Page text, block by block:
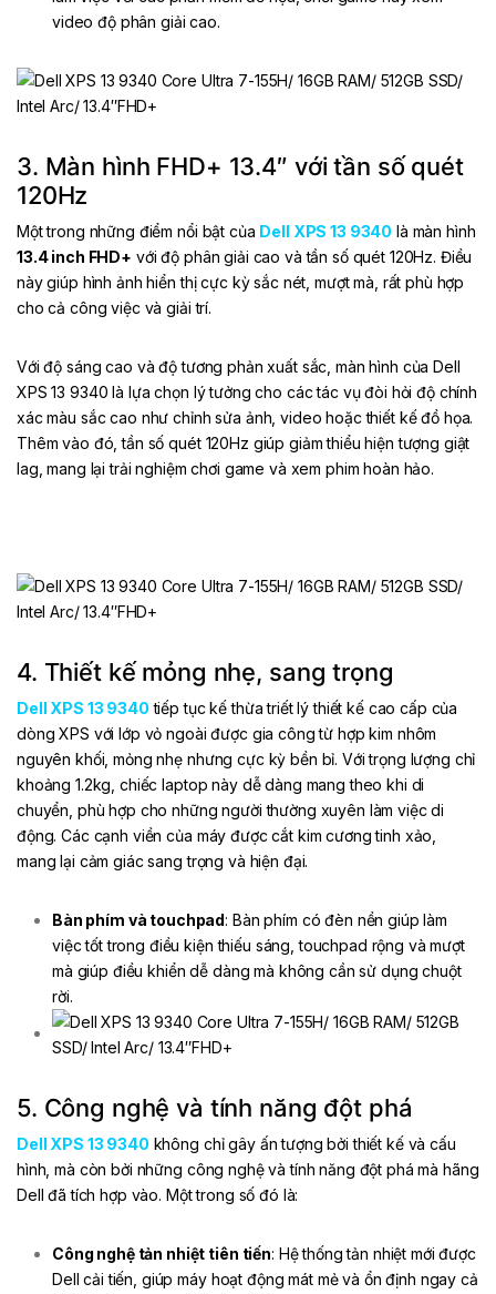
video độ phân giải cao.
3. Màn hình FHD+ 13.4″ với tần số quét
120Hz
Một trong những điểm nổi bật của Dell XPS 13 9340 là màn hình
13.4 inch FHD+ với độ phân giải cao và tần số quét 120Hz. Điều
này giúp hình ảnh hiển thị cực kỳ sắc nét, mượt mà, rất phù hợp
cho cả công việc và giải trí.
Với độ sáng cao và độ tương phản xuất sắc, màn hình của Dell
XPS 13 9340 là lựa chọn lý tưởng cho các tác vụ đòi hỏi độ chính
xác màu sắc cao như chỉnh sửa ảnh, video hoặc thiết kế đồ họa.
Thêm vào đó, tần số quét 120Hz giúp giảm thiểu hiện tượng giật
lag, mang lại trải nghiệm chơi game và xem phim hoàn hảo.
4. Thiết kế mỏng nhẹ, sang trọng
Dell XPS 13 9340 tiếp tục kế thừa triết lý thiết kế cao cấp của
dòng XPS với lớp vỏ ngoài được gia công từ hợp kim nhôm
nguyên khối, mỏng nhẹ nhưng cực kỳ bền bỉ. Với trọng lượng chỉ
khoảng 1.2kg, chiếc laptop này dễ dàng mang theo khi di
chuyển, phù hợp cho những người thường xuyên làm việc di
động. Các cạnh viền của máy được cắt kim cương tinh xảo,
mang lại cảm giác sang trọng và hiện đại.
Bàn phím và touchpad: Bàn phím có đèn nền giúp làm
việc tốt trong điều kiện thiếu sáng, touchpad rộng và mượt
mà giúp điều khiển dễ dàng mà không cần sử dụng chuột
rời.
5. Công nghệ và tính năng đột phá
Dell XPS 13 9340 không chỉ gây ấn tượng bởi thiết kế và cấu
hình, mà còn bởi những công nghệ và tính năng đột phá mà hãng
Dell đã tích hợp vào. Một trong số đó là:
Công nghệ tản nhiệt tiên tiến: Hệ thống tản nhiệt mới được
Dell cải tiến, giúp máy hoạt động mát mẻ và ổn định ngay cả